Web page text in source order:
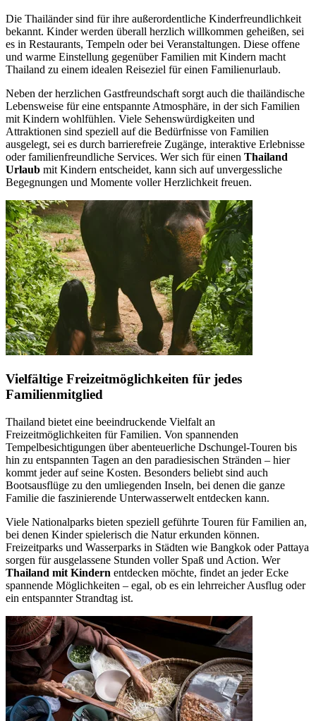
Die Thailänder sind für ihre außerordentliche Kinderfreundlichkeit
bekannt. Kinder werden überall herzlich willkommen geheißen, sei
es in Restaurants, Tempeln oder bei Veranstaltungen. Diese offene
und warme Einstellung gegenüber Familien mit Kindern macht
Thailand zu einem idealen Reiseziel für einen Familienurlaub.
Neben der herzlichen Gastfreundschaft sorgt auch die thailändische
Lebensweise für eine entspannte Atmosphäre, in der sich Familien
mit Kindern wohlfühlen. Viele Sehenswürdigkeiten und
Attraktionen sind speziell auf die Bedürfnisse von Familien
ausgelegt, sei es durch barrierefreie Zugänge, interaktive Erlebnisse
oder familienfreundliche Services. Wer sich für einen Thailand
Urlaub mit Kindern entscheidet, kann sich auf unvergessliche
Begegnungen und Momente voller Herzlichkeit freuen.
Vielfältige Freizeitmöglichkeiten für jedes
Familienmitglied
Thailand bietet eine beeindruckende Vielfalt an
Freizeitmöglichkeiten für Familien. Von spannenden
Tempelbesichtigungen über abenteuerliche Dschungel-Touren bis
hin zu entspannten Tagen an den paradiesischen Stränden – hier
kommt jeder auf seine Kosten. Besonders beliebt sind auch
Bootsausflüge zu den umliegenden Inseln, bei denen die ganze
Familie die faszinierende Unterwasserwelt entdecken kann.
Viele Nationalparks bieten speziell geführte Touren für Familien an,
bei denen Kinder spielerisch die Natur erkunden können.
Freizeitparks und Wasserparks in Städten wie Bangkok oder Pattaya
sorgen für ausgelassene Stunden voller Spaß und Action. Wer
Thailand mit Kindern entdecken möchte, findet an jeder Ecke
spannende Möglichkeiten – egal, ob es ein lehrreicher Ausflug oder
ein entspannter Strandtag ist.